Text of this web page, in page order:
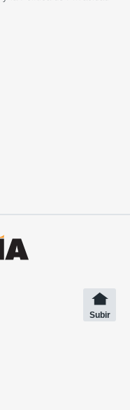
Subir